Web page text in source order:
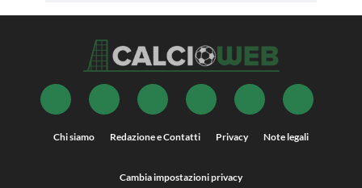
Chi siamo Redazione e Contatti Privacy Note legali
Cambia impostazioni privacy